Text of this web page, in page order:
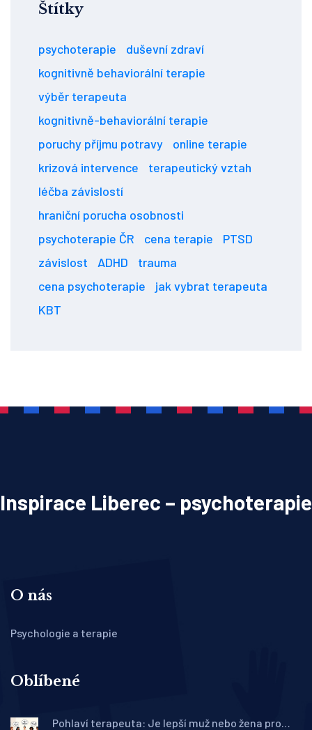
Štítky
psychoterapie
duševní zdraví
kognitivně behaviorální terapie
výběr terapeuta
kognitivně-behaviorální terapie
poruchy příjmu potravy
online terapie
krizová intervence
terapeutický vztah
léčba závislostí
hraniční porucha osobnosti
psychoterapie ČR
cena terapie
PTSD
závislost
ADHD
trauma
cena psychoterapie
jak vybrat terapeuta
KBT
Inspirace Liberec – psychoterapie
O nás
Psychologie a terapie
Oblíbené
Pohlaví terapeuta: Je lepší muž nebo žena pro